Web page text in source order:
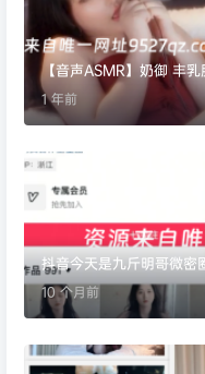
【音声ASMR】奶御 丰
1 年前
抖音今天是九斤明哥微
10 个月前